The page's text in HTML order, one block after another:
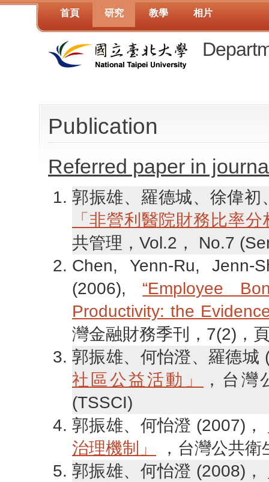
首頁 研究 教學 相片
Publication
Referred paper in
郭振雄、羅德城、徐偉
「非營利醫院財務比率
共管理，Vol.2， No.7
Chen, Yenn-Ru, Jenn-
(2006), “Employee
Productivity: the
灣金融財務季刊，7(2)，
郭振雄、何怡澄、羅德城
社區公益活動」
，台
(TSSCI)
郭振雄、何怡澄 (2007)，
治理機制」
，台灣公共
郭振雄、何怡澄 (2008)，